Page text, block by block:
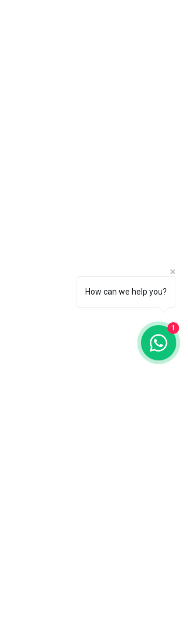
How can we help you?
1